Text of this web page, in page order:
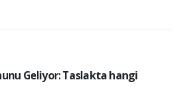
Geliyor: Taslakta hangi